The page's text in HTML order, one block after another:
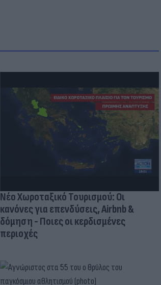
Νέο Χωροταξικό Τουρισμού: Οι
κανόνες για επενδύσεις, Airbnb &
δόμηση - Ποιες οι κερδισμένες
περιοχές